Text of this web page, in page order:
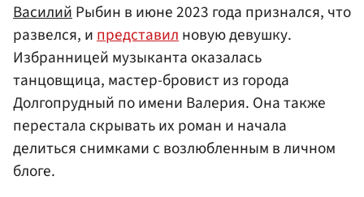
ВасилийРыбин в июне 2023 года признался, что
развелся, ипредставилновую девушку.
Избранницей музыканта оказалась
танцовщица, мастер-бровист из города
Долгопрудный по имени Валерия. Она также
перестала скрывать их роман и начала
делиться снимками с возлюбленным в личном
блоге.